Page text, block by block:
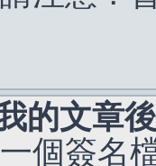
的文章
個簽名